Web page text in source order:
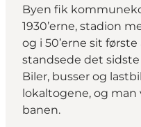
Byen fik
1930’erne, stadion
og i 50’erne sit
standsede det
Biler, busser og
lokaltogene, og
banen.